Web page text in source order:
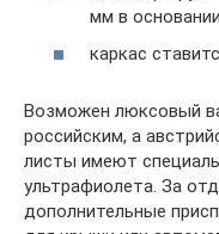
мм в
каркас
Возможен люксовый
российским, а
листы имеют
ультрафиолета. За
дополнительные